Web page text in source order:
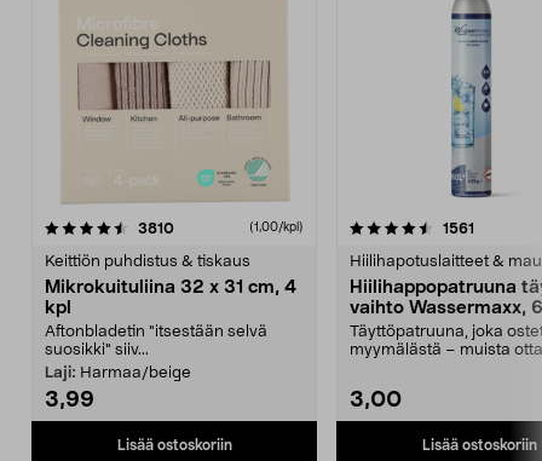
3810arvostelut (1,00/kpl)
Keittiön puhdistus & tiskaus
Mikrokuituliina 32 x 31 cm, 4
kpl
Aftonbladetin "itsestään selvä
suosikki" siiv...
Laji: Harmaa/beige
3,99
Lisää ostoskoriin
4.5viidestä
1561
Hiilihapotuslaitteet &
Hiilihappopatruuna
vaihto Wassermaxx,
Täyttöpatruuna, joka
myymälästä – muista
3,00
Lisää ostoskoriin
4.5viidestä